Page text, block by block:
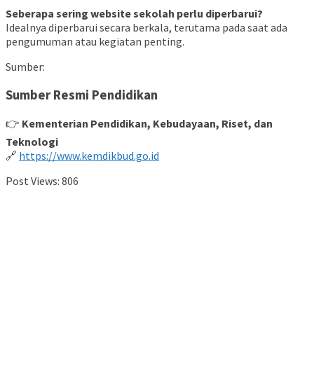
Seberapa sering website sekolah perlu diperbarui?
Idealnya diperbarui secara berkala, terutama pada saat ada
pengumuman atau kegiatan penting.
Sumber:
Sumber Resmi Pendidikan
👉 Kementerian Pendidikan, Kebudayaan, Riset, dan
Teknologi
🔗 https://www.kemdikbud.go.id
Post Views: 806